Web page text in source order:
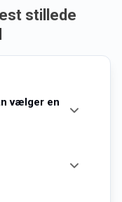
stillede
vælger en
ting som